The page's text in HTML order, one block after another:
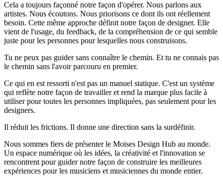
Cela a toujours façonné notre façon d'opérer. Nous parlons aux
artistes. Nous écoutons. Nous priorisons ce dont ils ont réellement
besoin. Cette même approche définit notre façon de designer. Elle
vient de l'usage, du feedback, de la compréhension de ce qui semble
juste pour les personnes pour lesquelles nous construisons.
Tu ne peux pas guider sans connaître le chemin. Et tu ne connais pas
le chemin sans l'avoir parcouru en premier.
Ce qui en est ressorti n'est pas un manuel statique. C'est un système
qui reflète notre façon de travailler et rend la marque plus facile à
utiliser pour toutes les personnes impliquées, pas seulement pour les
designers.
Il réduit les frictions. Il donne une direction sans la surdéfinir.
Nous sommes fiers de présenter le Moises Design Hub au monde.
Un espace numérique où les idées, la créativité et l'innovation se
rencontrent pour guider notre façon de construire les meilleures
expériences pour les musiciens et musiciennes du monde entier.